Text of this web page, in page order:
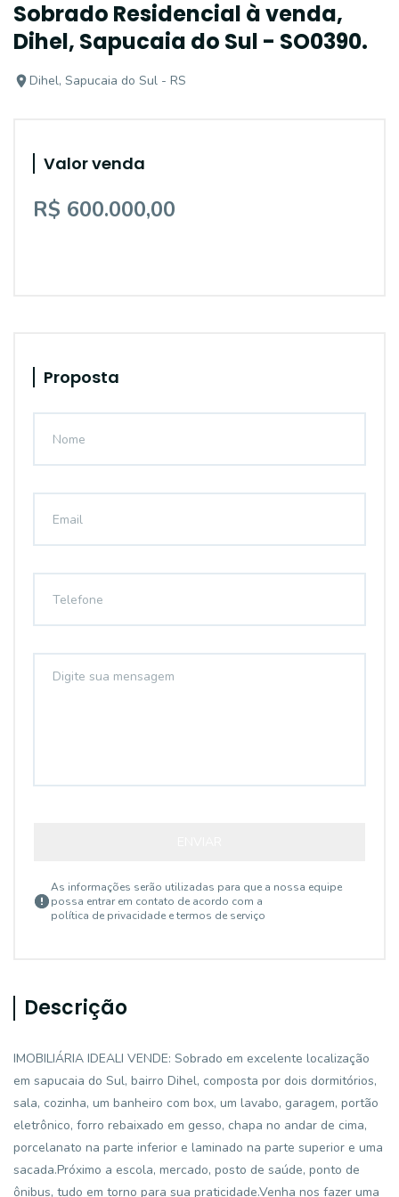
Sobrado Residencial à venda,
Dihel, Sapucaia do Sul - SO0390.
Dihel, Sapucaia do Sul - RS
Valor venda
R$ 600.000,00
Proposta
As informações serão utilizadas para que a nossa equipe
possa entrar em contato de acordo com a
política de privacidade e termos de serviço
Descrição
IMOBILIÁRIA IDEALI VENDE: Sobrado em excelente localização
em sapucaia do Sul, bairro Dihel, composta por dois dormitórios,
sala, cozinha, um banheiro com box, um lavabo, garagem, portão
eletrônico, forro rebaixado em gesso, chapa no andar de cima,
porcelanato na parte inferior e laminado na parte superior e uma
sacada.Próximo a escola, mercado, posto de saúde, ponto de
ônibus, tudo em torno para sua praticidade.Venha nos fazer uma